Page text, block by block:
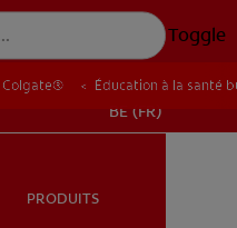
Toggle
BE (FR)
PRODUITS
Colgate® Éducation à la santé